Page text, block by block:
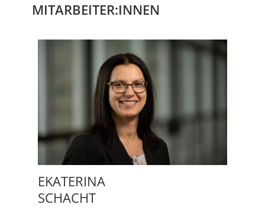
MITARBEITER:INNEN
EKATERINA
SCHACHT